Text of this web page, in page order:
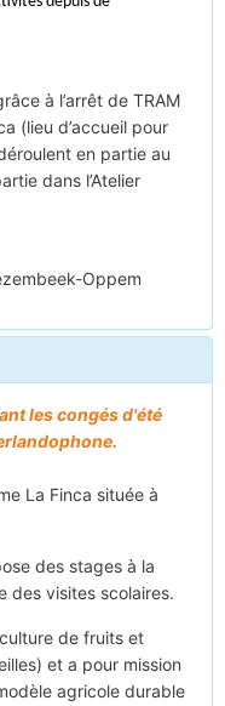
à l’arrêt de TRAM
(lieu d’accueil pour
en partie au
dans l’Atelier
Oppem
les congés d'été
La Finca située à
des stages à la
des visites scolaires.
de fruits et
et a pour mission
agricole durable